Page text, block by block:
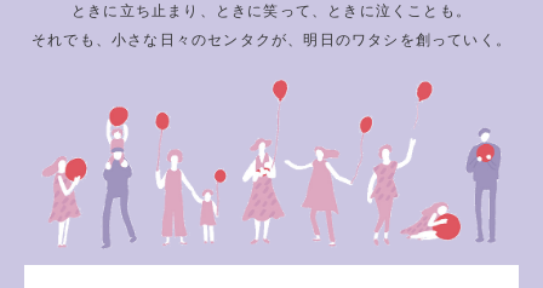
ときに立ち止まり、ときに笑って、ときに泣くことも。
それでも、小さな日々のセンタクが、明日のワタシを創っていく。